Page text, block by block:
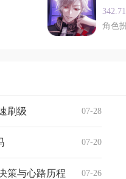
角色
07-28
刷级
07-20
07-26
策与心路历程